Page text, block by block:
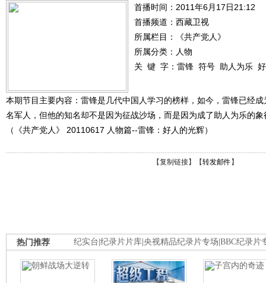
首播时间：2011年6月17日21:12
首播频道： 西藏卫视
所属栏目：
《共产党人》
所属分类：人物
关 键 字： 雷锋 符号 助人为乐
本期节目主要内容：雷锋是几代中国人学习的榜样，如今，雷锋已经
名军人，但他的知名却不是因为征战沙场，而是因为成了助人为乐的
（《共产党人》 20110617 人物篇--雷锋：好人的光辉）
【复制链接】【转发邮件 】
纪实台 纪录片片库 央视精品纪录片专场 BBC纪录片
热门推荐